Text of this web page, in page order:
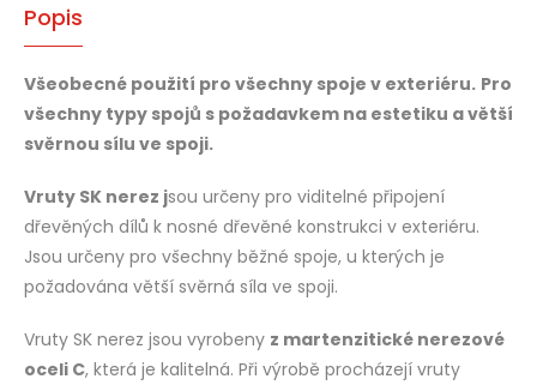
Popis
Všeobecné použití pro všechny spoje v exteriéru. Pro
všechny typy spojů s požadavkem na estetiku a větší
svěrnou sílu ve spoji.
Vruty SK nerez jsou určeny pro viditelné připojení
dřevěných dílů k nosné dřevěné konstrukci v exteriéru.
Jsou určeny pro všechny běžné spoje, u kterých je
požadována větší svěrná síla ve spoji.
Vruty SK nerez jsou vyrobeny z martenzitické nerezové
oceli C, která je kalitelná. Při výrobě procházejí vruty